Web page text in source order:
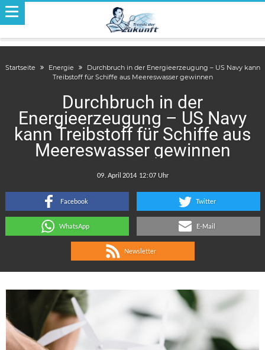
Startseite Energie
Durchbruch in der Energieerzeugung – US Navy kann
Treibstoff für Schiffe aus Meereswasser gewinnen
Durchbruch in der
Energieerzeugung – US Navy
kann Treibstoff für Schiffe aus
Meereswasser gewinnen
:
Facebook Twitter
WhatsApp E-Mail
Newsletter